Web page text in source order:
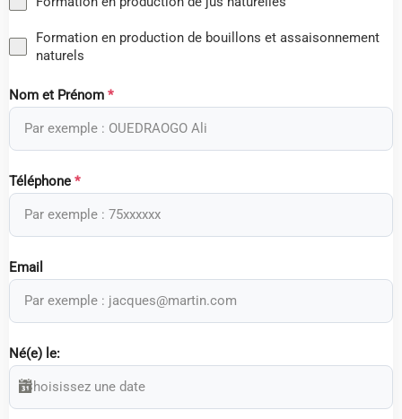
Formation en production de bouillons et assaisonnement
naturels
Nom et Prénom *
Téléphone *
Email
Né(e) le: